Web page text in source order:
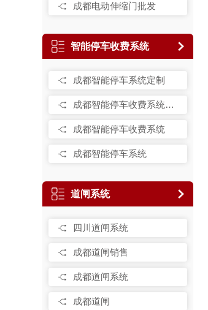
成都电动伸缩门批发
智能停车收费系统
成都智能停车系统定制
成都智能停车收费系统销售
成都智能停车收费系统
成都智能停车系统
道闸系统
四川道闸系统
成都道闸销售
成都道闸系统
成都道闸